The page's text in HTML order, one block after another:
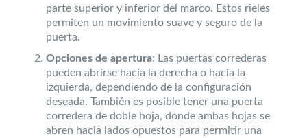
parte superior y inferior del marco. Estos rieles
permiten un movimiento suave y seguro de la
puerta.
Opciones de apertura: Las puertas correderas
pueden abrirse hacia la derecha o hacia la
izquierda, dependiendo de la configuración
deseada. También es posible tener una puerta
corredera de doble hoja, donde ambas hojas se
abren hacia lados opuestos para permitir una